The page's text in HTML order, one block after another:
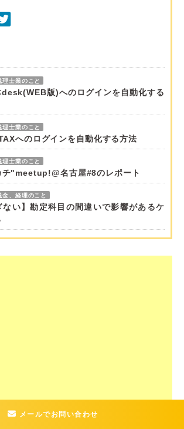
理士業のこと
版)へのログインを自動化する
理士業のこと
へのログインを自動化する方法
理士業のこと
"meetup!@名古屋#8のレポート
金、経理のこと
ない】勘定科目の間違いで影響があるケ
メールでお問い合わせ